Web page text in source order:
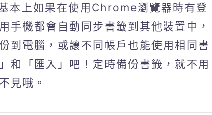
本上如果在使用Chrome瀏覽器時有登
手機都會自動同步書籤到其他裝置中，
到電腦，或讓不同帳戶也能使用相同書
和「匯入」吧！定時備份書籤，就不用
見哦。